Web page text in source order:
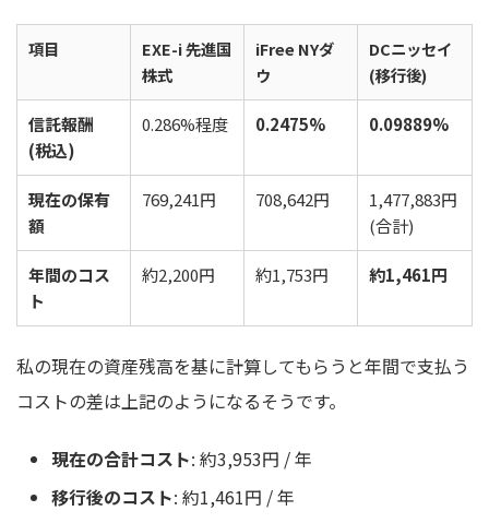
項目
EXE-i 先進国
株式
iFree NYダ
ウ
DCニッセイ
(移行後)
信託報酬
(税込)
0.286%程度 0.2475% 0.09889%
現在の保有
額
769,241円 708,642円
1,477,883円
(合計)
年間のコス
ト
約2,200円 約1,753円 約1,461円
私の現在の資産残高を基に計算してもらうと年間で支払う
コストの差は上記のようになるそうです。
現在の合計コスト: 約3,953円 / 年
移行後のコスト: 約1,461円 / 年